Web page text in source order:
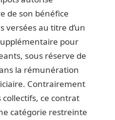
de son bénéfice
versées au titre d’un
pour
sous réserve de
la rémunération
Contrairement
collectifs, ce contrat
catégorie restreinte